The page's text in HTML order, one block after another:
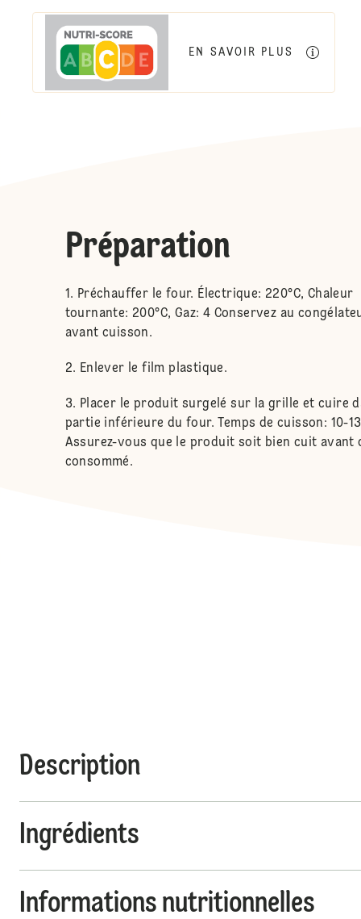
EN SAVOIR PLUS
Préparation
Préchauffer le four. Électrique: 220°C, Chaleur
tournante: 200°C, Gaz: 4 Conservez au
avant cuisson.
Enlever le film plastique.
Placer le produit surgelé sur la grille et cuire
partie inférieure du four. Temps de cuisson: 10-
Assurez-vous que le produit soit bien cuit avant
consommé.
Description
Ingrédients
Informations nutritionnelles